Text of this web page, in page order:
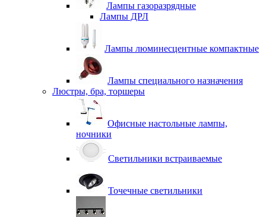
Лампы газоразрядные
Лампы ДРЛ
Лампы люминесцентные компактные
Лампы специального назначения
Люстры, бра, торшеры
Офисные настольные лампы,
ночники
Светильники встраиваемые
Точечные светильники